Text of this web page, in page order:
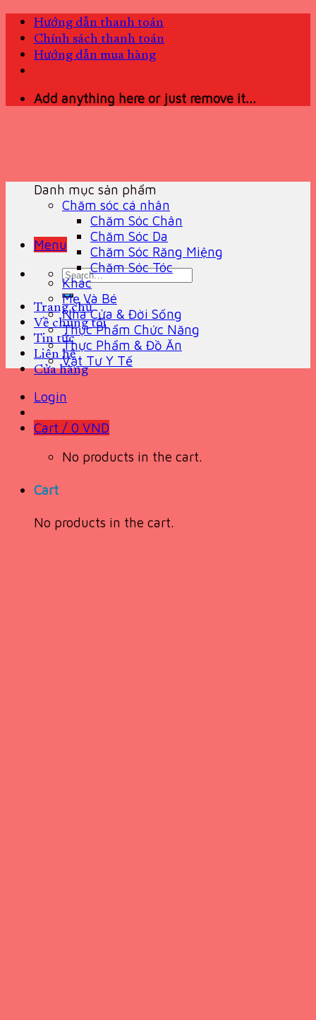
Skip
content
Hướng dẫn thanh toán
Chính sách thanh toán
Hướng dẫn mua hàng
Add anything here or just remove it...
Menu
Search
for:
Trang chủ
Về chúng tôi
Tin tức
Liên hệ
Cửa hàng
Login
Cart / 0 VND
No products in the cart.
Cart
No products in the cart.
Danh mục sản phẩm
Chăm sóc cá nhân
Chăm Sóc Chân
Chăm Sóc Da
Chăm Sóc Răng Miệng
Chăm Sóc Tóc
Khác
Mẹ Và Bé
Nhà Cửa & Đời Sống
Thực Phẩm Chức Năng
Thực Phẩm & Đồ Ăn
Vật Tư Y Tế